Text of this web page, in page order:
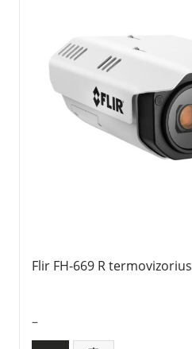
Flir FH-669 R termovizorius
–